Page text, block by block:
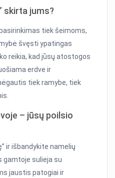
skirta jums?
tiek šeimoms,
švęsti ypatingas
reikia, kad jūsų atostogos
erdve ir
tiek ramybe, tiek
– jūsų poilsio
ir išbandykite namelių
gamtoje sulieja su
jaustis patogiai ir